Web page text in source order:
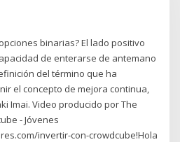
binarias? El lado positivo
de enterarse de antemano
del término que ha
el concepto de mejora continua,
Imai. Video producido por The
- Jóvenes
invertir-con-crowdcube!Hola